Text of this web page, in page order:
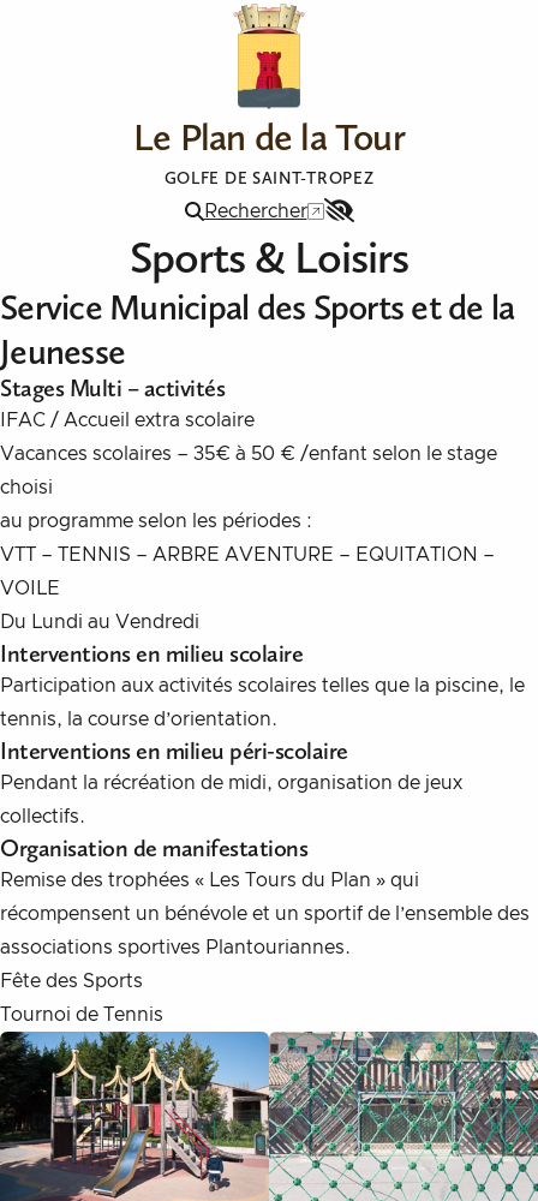
Le Plan de la Tour
GOLFE DE SAINT-TROPEZ
Menu
Rechercher
Accessibilité
Sports & Loisirs
Service Municipal des Sports et de la
Jeunesse
Stages Multi – activités
IFAC / Accueil extra scolaire
Vacances scolaires – 35€ à 50 € /enfant selon le stage
choisi
au programme selon les périodes :
VTT – TENNIS – ARBRE AVENTURE – EQUITATION –
VOILE
Du Lundi au Vendredi
Interventions en milieu scolaire
Participation aux activités scolaires telles que la piscine, le
tennis, la course d’orientation.
Interventions en milieu péri-scolaire
Pendant la récréation de midi, organisation de jeux
collectifs.
Organisation de manifestations
Remise des trophées « Les Tours du Plan » qui
récompensent un bénévole et un sportif de l’ensemble des
associations sportives Plantouriannes.
Fête des Sports
Tournoi de Tennis